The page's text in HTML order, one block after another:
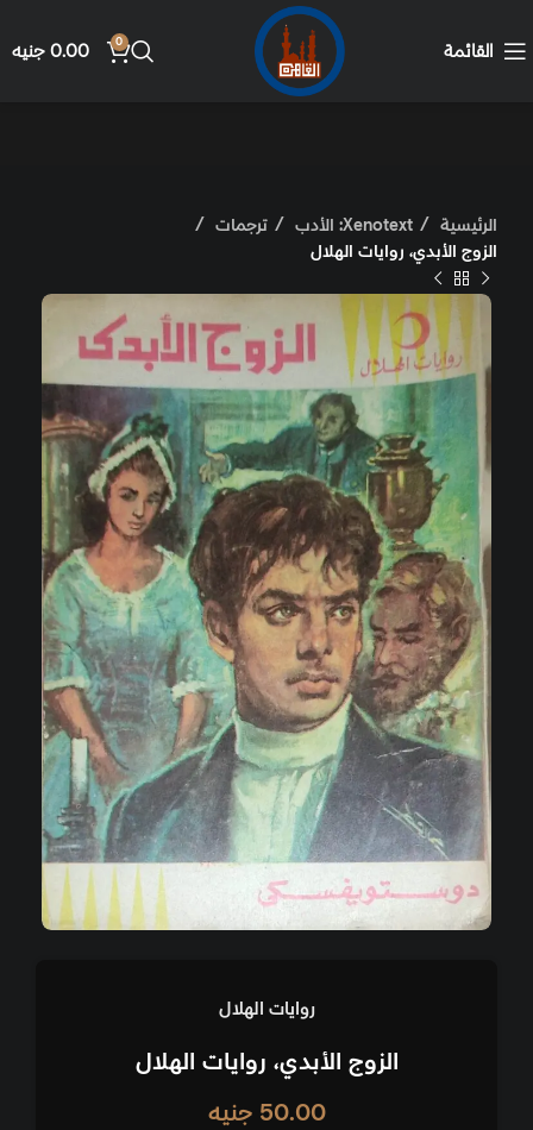
القائمة 0
0.00 جنيه
الرئيسية Xenotext: الأدب
ترجمات
الزوج الأبدي، روايات الهلال
روايات الهلال
الزوج الأبدي، روايات الهلال
50.00 جنيه